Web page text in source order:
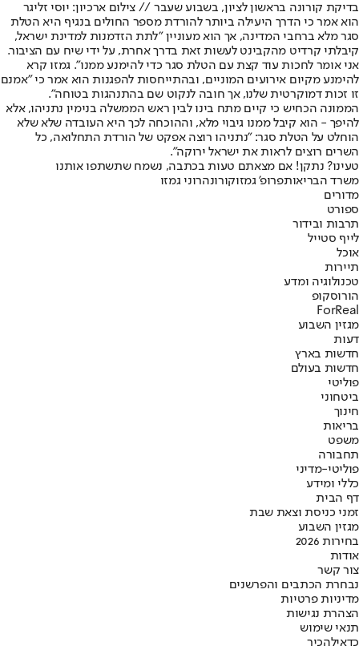
בדיקת קורונה בראשון לציון, בשבוע שעבר // צילום ארכיון: יוסי זליגר
הוא אמר כי הדרך היעילה ביותר להורדת מספר החולים בנגיף היא הטלת
סגר מלא ברחבי המדינה, אך הוא מעוניין "לתת הזדמנות למדינת ישראל,
קיבלתי קרדיט מהקבינט לעשות זאת בדרך אחרת, על ידי שיח עם הציבור.
אני אומר לחכות עוד קצת עם הטלת סגר כדי להימנע ממנו". גמזו קרא
להימנע מקיום אירועים המוניים, ובהתייחסות להפגנות הוא אמר כי "אמנם
זו זכות דמוקרטית שלנו, אך חובה לנקוט שם בהתנהגות בטוחה".
הממונה הכחיש כי קיים מתח בינו לבין ראש הממשלה בנימין נתניהו, אלא
להיפך - הוא קיבל ממנו גיבוי מלא, וההוכחה לכך היא העובדה שלא שלא
הוחלט על הטלת סגר: "נתניהו רוצה אפקט של הורדת התחלואה, כל
השרים רוצים לראות את ישראל ירוקה".
טעינו? נתקן! אם מצאתם טעות בכתבה, נשמח שתשתפו אותנו
משרד הבריאותפרופ' גמזוקורונהרוני גמזו
מדורים
ספורט
תרבות ובידור
לייף סטייל
אוכל
תיירות
טכנולוגיה ומדע
הורוסקופ
ForReal
מגזין השבוע
דעות
חדשות בארץ
חדשות בעולם
פוליטי
ביטחוני
חינוך
בריאות
משפט
תחבורה
פוליטי-מדיני
כללי ומידע
דף הבית
זמני כניסת וצאת שבת
מגזין השבוע
בחירות 2026
אודות
צור קשר
נבחרת הכתבים והפרשנים
מדיניות פרטיות
הצהרת נגישות
תנאי שימוש
כדאילהכיר